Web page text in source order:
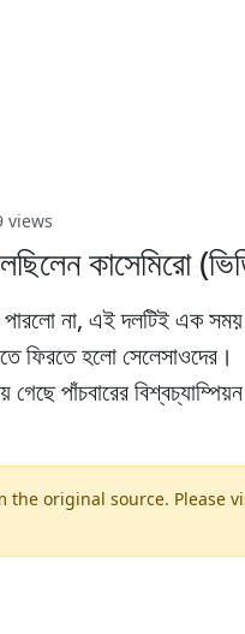
views
কাসেমিরো
না, এই দলটিই এক সময়
ফিরতে হলো সেলেসাওদের।
পাঁচবারের
original source. Please